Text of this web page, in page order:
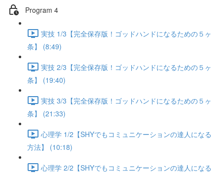
Program 4
実技 1/3【完全保存版！ゴッドハンドになるための５ヶ
条】 (8:49)
実技 2/3【完全保存版！ゴッドハンドになるための５ヶ
条】 (19:40)
実技 3/3【完全保存版！ゴッドハンドになるための５ヶ
条】 (21:33)
心理学 1/2【SHYでもコミュニケーションの達人になる
方法】 (10:18)
心理学 2/2【SHYでもコミュニケーションの達人になる